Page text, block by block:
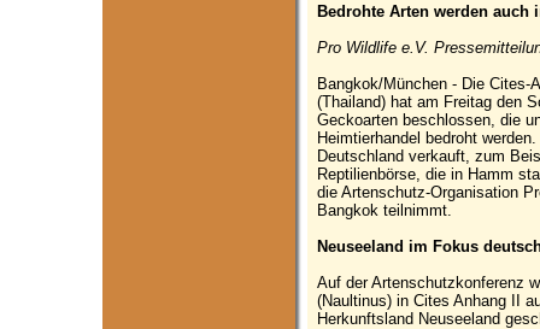
Bedrohte Arten werden auch
Pro Wildlife e.V.
Bangkok/München - Die Cites-
(Thailand) hat am Freitag den
Geckoarten beschlossen, die
Heimtierhandel bedroht
Deutschland verkauft, zum
Reptilienbörse, die in Hamm
die Artenschutz-Organisation
Bangkok teilnimmt.
Neuseeland im Fokus
Auf der Artenschutzkonferenz
(Naultinus) in Cites Anhang II
Herkunftsland Neuseeland